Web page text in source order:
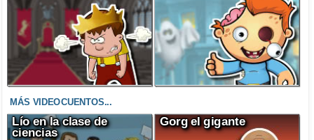
MÁS VIDEOCUENTOS...
Lío en la clase de
ciencias
Gorg el gigante